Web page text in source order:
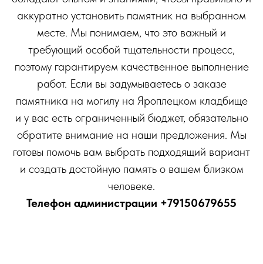
аккуратно установить памятник на выбранном
месте. Мы понимаем, что это важный и
требующий особой тщательности процесс,
поэтому гарантируем качественное выполнение
работ. Если вы задумываетесь о заказе
памятника на могилу на Яроплецком кладбище
и у вас есть ограниченный бюджет, обязательно
обратите внимание на наши предложения. Мы
готовы помочь вам выбрать подходящий вариант
и создать достойную память о вашем близком
человеке.
Телефон администрации +79150679655